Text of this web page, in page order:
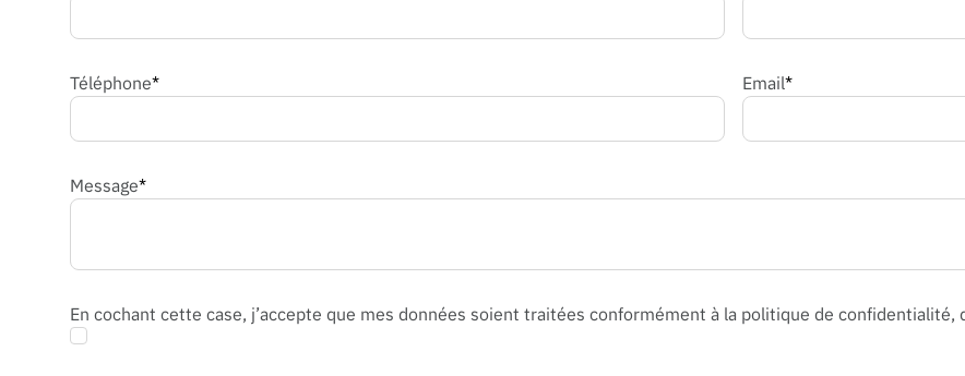
Téléphone* Email*
Message*
En cochant cette case, j’accepte que mes données soient traitées conformément à la politique de confidentialité,